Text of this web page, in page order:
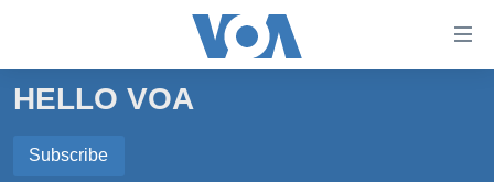
គេហទំព័រ​
រំលង​
កម្ពុជា
អន្តរជាតិ
HELLO VOA
Subscribe